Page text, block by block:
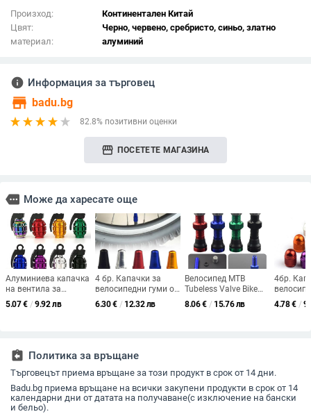
Произход:
Континентален Китай
Цвят:
Черно, червено, сребристо, синьо, златно
материал:
алуминий
info Информация за търговец
store badu.bg
82.8% позитивни оценки
storefront ПОСЕТЕТЕ МАГАЗИНА
more Може да харесате още
Алуминиева капачка
на вентила за
автомобилни гуми
Граната сплав Капак
прах Клапан на
гумата за камион
Велосипед Джанта
Капачка на стеблото
на клапана
5.07€ / 9.92 лв
4 бр. Капачки за
велосипедни гуми от
алуминиева сплав
Капачки за прах за
на стеблото на
клапана за Mtb
планински пътни
6.30€ / 12.32 лв
Велосипед MTB
Tubeless Valve Bike
Wheel Wheel Tire Tire
For-Schrader Valves
8.06€ / 15.76 лв
4бр.
клапани
4.78€ /
assignment_return Политика за връщане
Търговецът приема връщане за този продукт в срок от 14 дни.
Badu.bg приема връщане на всички закупени продукти в срок от 14
календарни дни от датата на получаване(с изключение на бански
и бельо).